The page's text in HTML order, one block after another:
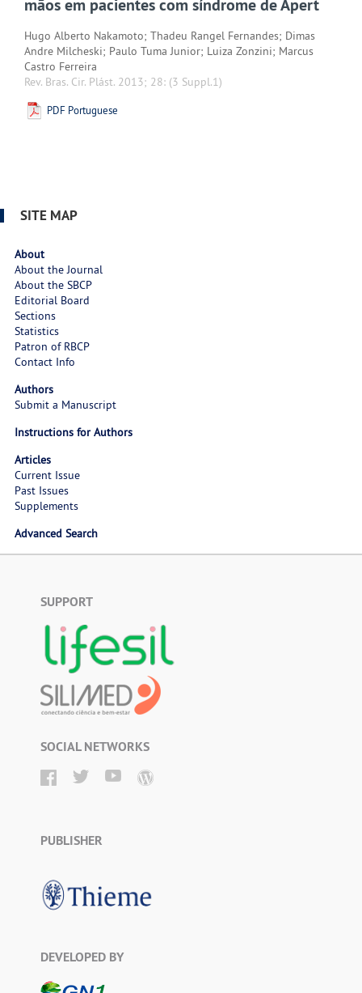
mãos em pacientes com síndrome de Apert
Hugo Alberto Nakamoto; Thadeu Rangel Fernandes; Dimas
Andre Milcheski; Paulo Tuma Junior; Luiza Zonzini; Marcus
Castro Ferreira
Rev. Bras. Cir. Plást. 2013; 28: (3 Suppl.1)
PDF Portuguese
SITE MAP
About
About the Journal
About the SBCP
Editorial Board
Sections
Statistics
Patron of RBCP
Contact Info
Authors
Submit a Manuscript
Instructions for Authors
Articles
Current Issue
Past Issues
Supplements
Advanced Search
SUPPORT
SOCIAL NETWORKS
PUBLISHER
DEVELOPED BY